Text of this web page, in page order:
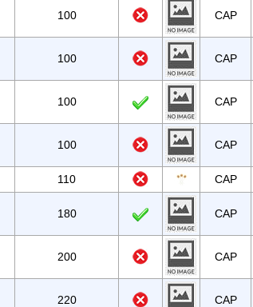
100 CAP
100 CAP
100 CAP
100 CAP
110 CAP
180 CAP
200 CAP
220 CAP